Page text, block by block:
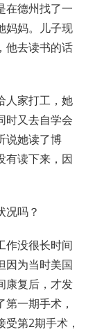
在德州找了一
妈妈。儿子现
他去读书的话
人家打工，她
时又去自学会
说她读了博
有读下来，因
况吗？
作没很长时间
因为当时美国
康复后，才发
一期手术，
第2期手术，